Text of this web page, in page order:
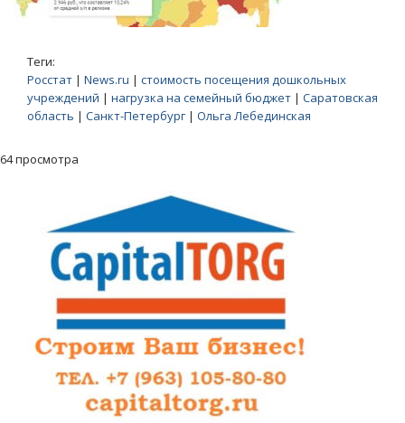
Теги:
Росстат | News.ru | стоимость посещения дошкольных
учреждений | нагрузка на семейный бюджет | Саратовская
область | Санкт-Петербург | Ольга Лебединская
64 просмотра